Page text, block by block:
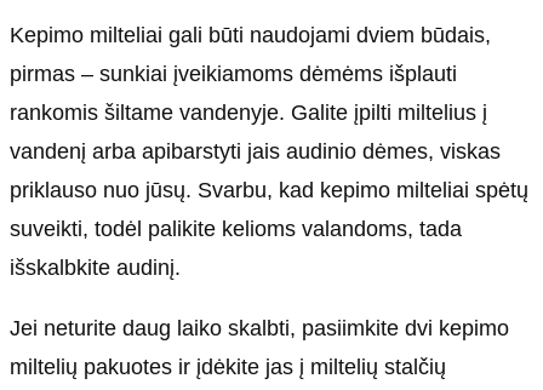
Kepimo milteliai gali būti naudojami dviem būdais,
pirmas – sunkiai įveikiamoms dėmėms išplauti
rankomis šiltame vandenyje. Galite įpilti miltelius į
vandenį arba apibarstyti jais audinio dėmes, viskas
priklauso nuo jūsų. Svarbu, kad kepimo milteliai spėtų
suveikti, todėl palikite kelioms valandoms, tada
išskalbkite audinį.
Jei neturite daug laiko skalbti, pasiimkite dvi kepimo
miltelių pakuotes ir įdėkite jas į miltelių stalčių